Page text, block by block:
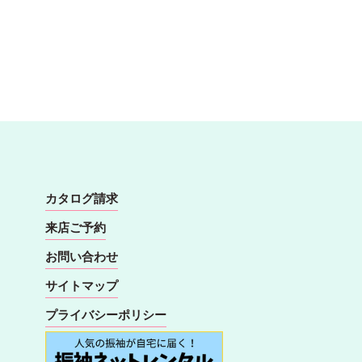
カタログ請求
来店ご予約
お問い合わせ
サイトマップ
プライバシーポリシー